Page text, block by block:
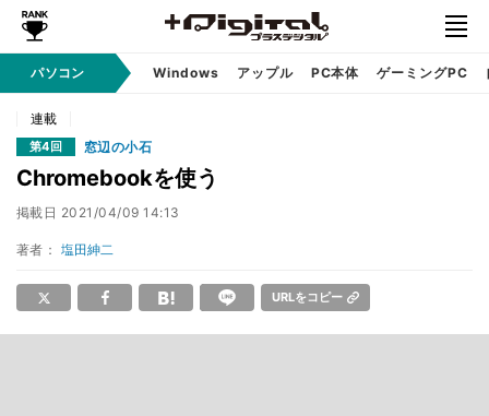
パソコン Windows アップル PC本体 ゲーミングPC
連載
第4回 窓辺の小石
Chromebookを使う
掲載日 2021/04/09 14:13
著者： 塩田紳二
URLをコピー